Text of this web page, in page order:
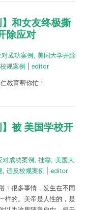
】和女友终极撕
除应对
成功案例, 美国大学开除
规案例 editor
教育帮你忙！
】被 美国学校开
对成功案例 , 挂靠, 美国大
, 违反校规案例 editor
！很多事情，发生在不同
样的。美帝是人性的，是